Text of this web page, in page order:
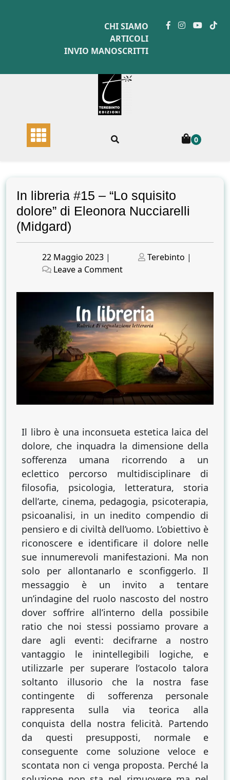
CHI SIAMO
ARTICOLI
INVIO MANOSCRITTI
0
In libreria #15 – “Lo squisito
dolore” di Eleonora Nucciarelli
(Midgard)
Posted
on
22 Maggio 2023 |
Posted
Terebinto |
Leave a Commenton
libreria
#15
–
“Lo
squisito
dolore”
di
Eleonora
Nucciarelli
(Midgard)
Il libro è una inconsueta estetica laica del
dolore, che inquadra la dimensione della
sofferenza umana ricorrendo a un
eclettico percorso multidisciplinare di
filosofia, psicologia, letteratura, storia
dell’arte, cinema, pedagogia, psicoterapia,
psicoanalisi, in un inedito compendio di
pensiero e di civiltà dell’uomo. L’obiettivo è
riconoscere e identificare il dolore nelle
sue innumerevoli manifestazioni. Ma non
solo per allontanarlo e sconfiggerlo. Il
messaggio è un invito a tentare
un’indagine del ruolo nascosto del nostro
dover soffrire all’interno della possibile
ratio che noi stessi possiamo provare a
dare agli eventi: decifrarne a nostro
vantaggio le inintellegibili logiche, e
utilizzarle per superare l’ostacolo talora
soltanto illusorio che la nostra fase
contingente di sofferenza personale
rappresenta sulla via teorica alla
conquista della nostra felicità. Partendo
da questi presupposti, normale e
conseguente come soluzione veloce e
scontata non ci venga proposta. Perché la